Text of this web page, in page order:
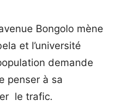
Bongolo mène
et l’université
demande
penser à sa
le trafic.